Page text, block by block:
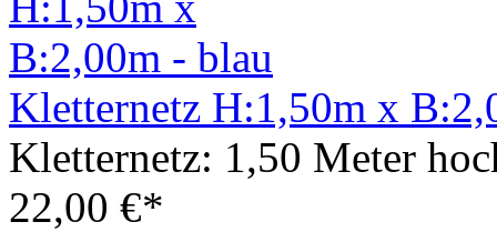
Kletternetz H:1,50m x
Kletternetz: 1,50 Meter
22,00 €*